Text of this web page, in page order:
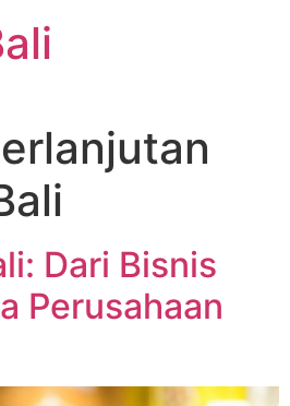
Dari Bisnis
Perusahaan